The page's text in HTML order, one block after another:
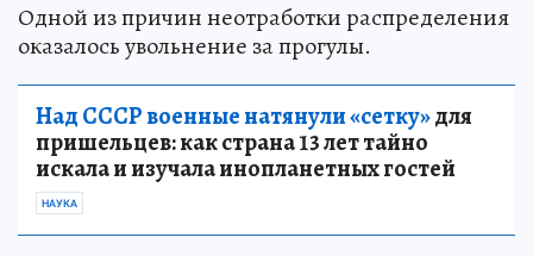
Одной из причин неотработки распределения
оказалось увольнение за прогулы.
Над СССР военные натянули «сетку»для
пришельцев: как страна 13 лет тайно
искала и изучала инопланетных гостей
НАУКА